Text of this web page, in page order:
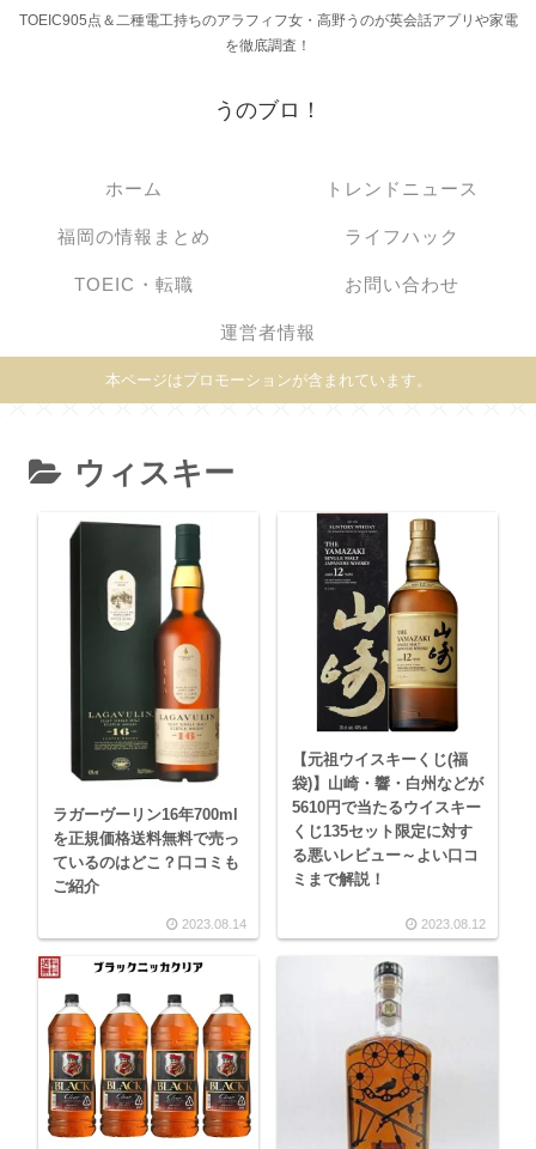
TOEIC905点＆二種電工持ちのアラフィフ女・高野うのが英会話アプリや家電
を徹底調査！
うのブロ！
ホーム トレンドニュース
福岡の情報まとめ ライフハック
TOEIC・転職 お問い合わせ
運営者情報
本ページはプロモーションが含まれています。
ウィスキー
ラガーヴーリン16年700ml
を正規価格送料無料で売っ
ているのはどこ？口コミも
ご紹介
2023.08.14
【元祖ウイスキーくじ(福
袋)】山崎・響・白州などが
5610円で当たるウイスキー
くじ135セット限定に対す
る悪いレビュー～よい口コ
ミまで解説！
2023.08.12